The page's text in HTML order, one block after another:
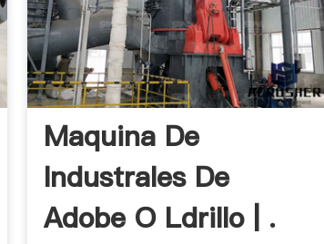
Maquina De
Industrales De
Adobe O Ldrillo | .